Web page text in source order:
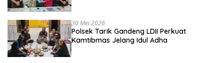
30 Mei 2026
Polsek Tarik Gandeng LDII Perkuat
Kamtibmas Jelang Idul Adha